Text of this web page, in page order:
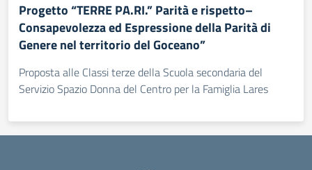
Progetto “TERRE PA.RI.” Parità e rispetto–
Consapevolezza ed Espressione della Parità di
Genere nel territorio del Goceano”
Proposta alle Classi terze della Scuola secondaria del
Servizio Spazio Donna del Centro per la Famiglia Lares